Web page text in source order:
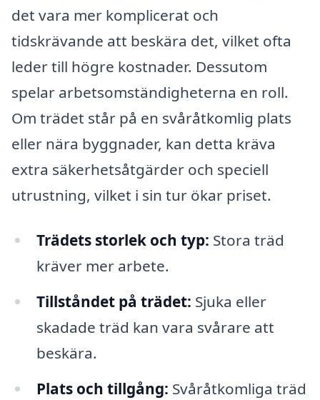
det vara mer komplicerat och
tidskrävande att beskära det, vilket ofta
leder till högre kostnader. Dessutom
spelar arbetsomständigheterna en roll.
Om trädet står på en svåråtkomlig plats
eller nära byggnader, kan detta kräva
extra säkerhetsåtgärder och speciell
utrustning, vilket i sin tur ökar priset.
Trädets storlek och typ: Stora träd
kräver mer arbete.
Tillståndet på trädet: Sjuka eller
skadade träd kan vara svårare att
beskära.
Plats och tillgång: Svåråtkomliga träd